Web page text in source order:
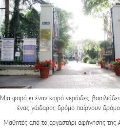
Μια φορά κι έναν καιρό νεράιδες,
ένας γάιδαρος δρόμο παίρνουν
Μαθητές από το εργαστήρι αφήγησης της